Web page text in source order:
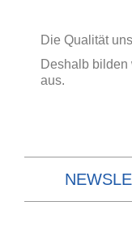
Die Qualität
Deshalb bilden
aus.